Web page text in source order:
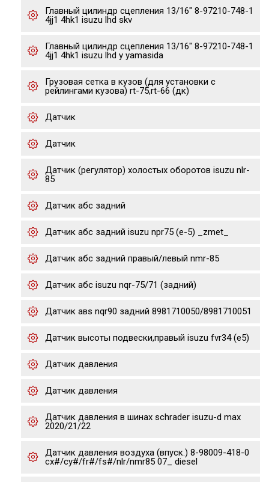
Главный цилиндр сцепления 13/16" 8-97210-748-1
4jj1 4hk1 isuzu lhd skv
Главный цилиндр сцепления 13/16" 8-97210-748-1
4jj1 4hk1 isuzu lhd y yamasida
Грузовая сетка в кузов (для установки с
рейлингами кузова) rt-75,rt-66 (дк)
Датчик
Датчик
Датчик (регулятор) холостых оборотов isuzu nlr-
85
Датчик абс задний
Датчик абс задний isuzu npr75 (е-5) _zmet_
Датчик абс задний правый/левый nmr-85
Датчик абс isuzu nqr-75/71 (задний)
Датчик авs nqr90 задний 8981710050/8981710051
Датчик высоты подвески,правый isuzu fvr34 (e5)
Датчик давления
Датчик давления
Датчик давления в шинах schrader isuzu-d max
2020/21/22
Датчик давления воздуха (впуск.) 8-98009-418-0
cx#/cy#/fr#/fs#/nlr/nmr85 07_ diesel